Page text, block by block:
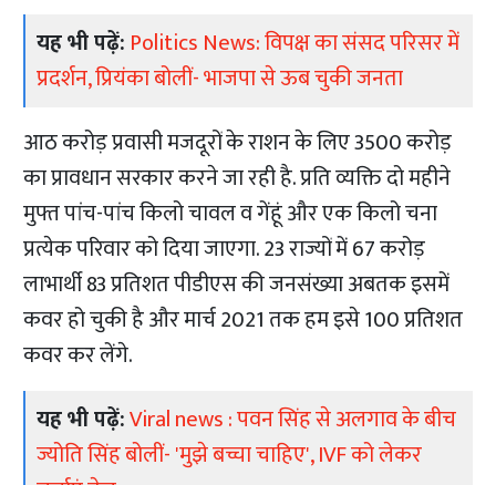
यह भी पढ़ें: Politics News: विपक्ष का संसद परिसर में
प्रदर्शन, प्रियंका बोलीं- भाजपा से ऊब चुकी जनता
आठ करोड़ प्रवासी मजदूरों के राशन के लिए 3500 करोड़
का प्रावधान सरकार करने जा रही है. प्रति व्यक्ति दो महीने
मुफ्त पांच-पांच किलो चावल व गेंहूं और एक किलो चना
प्रत्येक परिवार को दिया जाएगा. 23 राज्यों में 67 करोड़
लाभार्थी 83 प्रतिशत पीडीएस की जनसंख्या अबतक इसमें
कवर हो चुकी है और मार्च 2021 तक हम इसे 100 प्रतिशत
कवर कर लेंगे.
यह भी पढ़ें:Viral news : पवन सिंह से अलगाव के बीच
ज्योति सिंह बोलीं- 'मुझे बच्चा चाहिए', IVF को लेकर